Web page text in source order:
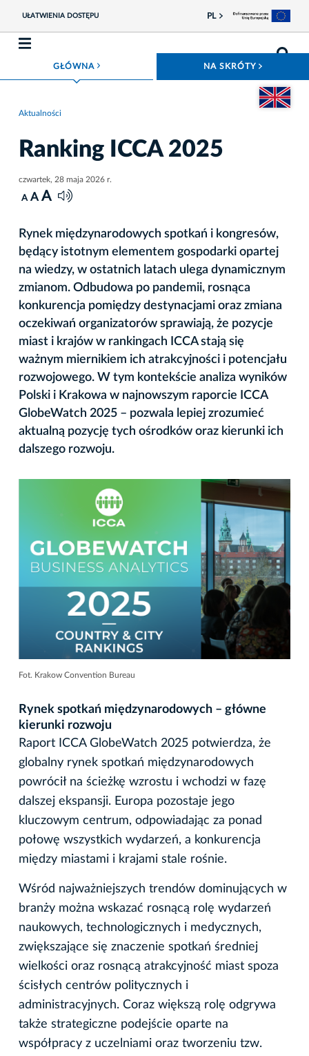
UŁATWIENIA DOSTĘPU PL
GŁÓWNAROZWIŃ MENU NA SKRÓTY
Przejdź do
Aktualności
Ranking ICCA 2025
czwartek, 28 maja 2026 r.
A A A
Rynek międzynarodowych spotkań i kongresów,
będący istotnym elementem gospodarki opartej
na wiedzy, w ostatnich latach ulega dynamicznym
zmianom. Odbudowa po pandemii, rosnąca
konkurencja pomiędzy destynacjami oraz zmiana
oczekiwań organizatorów sprawiają, że pozycje
miast i krajów w rankingach ICCA stają się
ważnym miernikiem ich atrakcyjności i potencjału
rozwojowego. W tym kontekście analiza wyników
Polski i Krakowa w najnowszym raporcie ICCA
GlobeWatch 2025 – pozwala lepiej zrozumieć
aktualną pozycję tych ośrodków oraz kierunki ich
dalszego rozwoju.
Fot. Krakow Convention Bureau
Rynek spotkań międzynarodowych – główne
kierunki rozwoju
Raport ICCA GlobeWatch 2025 potwierdza, że
globalny rynek spotkań międzynarodowych
powrócił na ścieżkę wzrostu i wchodzi w fazę
dalszej ekspansji. Europa pozostaje jego
kluczowym centrum, odpowiadając za ponad
połowę wszystkich wydarzeń, a konkurencja
między miastami i krajami stale rośnie.
Wśród najważniejszych trendów dominujących w
branży można wskazać rosnącą rolę wydarzeń
naukowych, technologicznych i medycznych,
zwiększające się znaczenie spotkań średniej
wielkości oraz rosnącą atrakcyjność miast spoza
ścisłych centrów politycznych i
administracyjnych. Coraz większą rolę odgrywa
także strategiczne podejście oparte na
współpracy z uczelniami oraz tworzeniu tzw.